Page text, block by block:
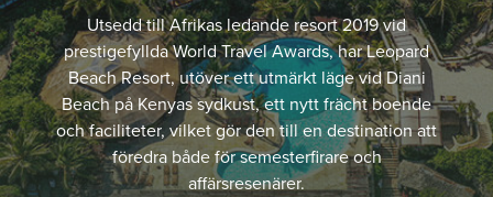
Utsedd till Afrikas ledande resort 2019 vid
prestigefyllda World Travel Awards, har Leopard
Beach Resort, utöver ett utmärkt läge vid Diani
Beach på Kenyas sydkust, ett nytt frächt boende
och faciliteter, vilket gör den till en destination att
föredra både för semesterfirare och
affärsresenärer.